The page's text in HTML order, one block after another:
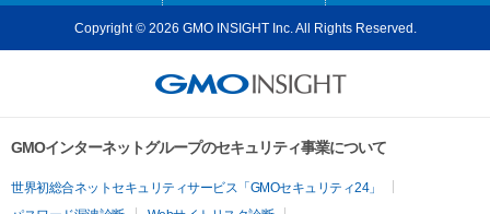
Copyright © 2026 GMO INSIGHT Inc. All Rights Reserved.
GMOインターネットグループのセキュリティ事業について
世界初総合ネットセキュリティサービス「GMOセキュリティ24」